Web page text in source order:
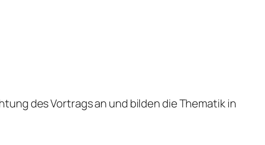
des Vortrags an und bilden die Thematik in